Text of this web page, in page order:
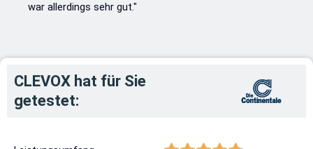
war allerdings sehr gut."
CLEVOX hat für Sie
getestet: